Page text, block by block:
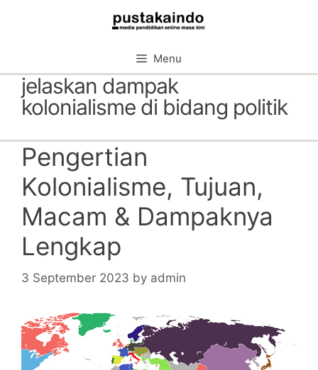
Menu
jelaskan dampak
kolonialisme di bidang politik
Pengertian
Kolonialisme, Tujuan,
Macam & Dampaknya
Lengkap
3 September 2023 by admin